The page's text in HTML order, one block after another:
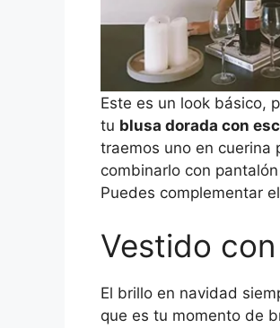
Este es un look básico,
tu blusa dorada con
traemos uno en cuerina
combinarlo con
Puedes complementar
Vestido
El brillo en navidad
que es tu momento de